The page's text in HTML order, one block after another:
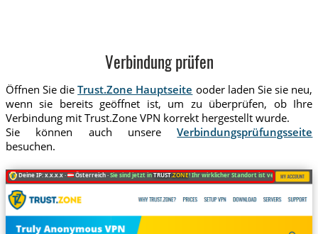
Verbindung prüfen
Öffnen Sie dieTrust.Zone Hauptseite ooder laden Sie sie neu,
wenn sie bereits geöffnet ist, um zu überprüfen, ob Ihre
Verbindung mit Trust.Zone VPN korrekt hergestellt wurde.
Sie können auch unsereVerbindungsprüfungsseite
besuchen.
Deine IP: x.x.x.x · Österreich ·Sie sind jetzt inTRUST.ZONE! Ihr wirklicher Standort ist versteckt!